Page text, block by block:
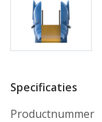
Specificaties
Productnummer